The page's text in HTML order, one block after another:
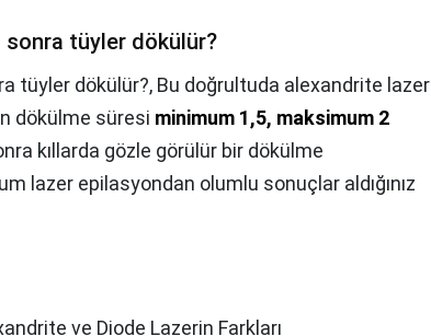
tüyler dökülür?
tüyler dökülür?, Bu doğrultuda alexandrite lazer
dökülme süresi minimum 1,5, maksimum 2
kıllarda gözle görülür bir dökülme
lazer epilasyondan olumlu sonuçlar aldığınız
ve Diode Lazerin Farkları